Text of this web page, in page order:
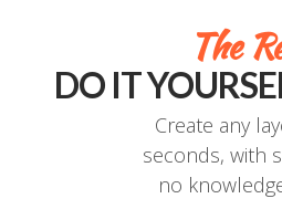
The
DO IT
Create any
seconds, with
no